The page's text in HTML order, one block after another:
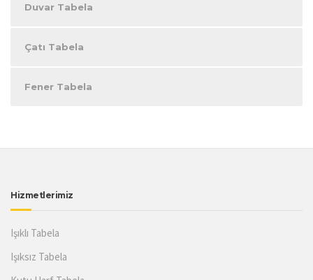
Duvar Tabela
Çatı Tabela
Fener Tabela
Hizmetlerimiz
Işıklı Tabela
Işıksız Tabela